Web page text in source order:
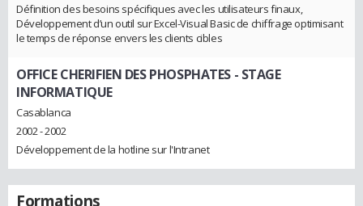
Définition des besoins spécifiques avec les utilisateurs finaux,
Développement d’un outil sur Excel-Visual Basic de chiffrage optimisant
le temps de réponse envers les clients cibles
OFFICE CHERIFIEN DES PHOSPHATES- STAGE
INFORMATIQUE
Casablanca
2002 - 2002
Développement de la hotline sur l'Intranet
Formations